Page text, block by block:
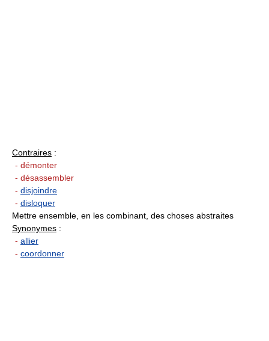
Contraires :
- démonter
- désassembler
- disjoindre
- disloquer
Mettre ensemble, en les combinant, des choses abstraites
Synonymes :
- allier
- coordonner